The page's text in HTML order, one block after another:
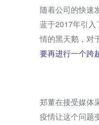
随着公司的快速
蓝于2017年引
情的黑天鹅，对
要再进行一个跨
郑董在接受媒体
疫情让这个问题